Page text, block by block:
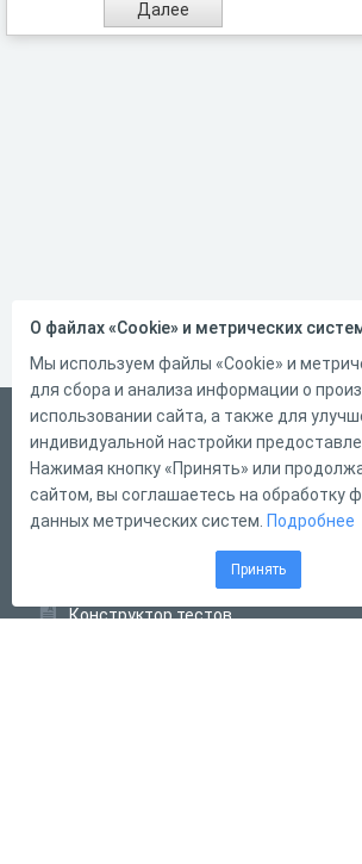
Русский
Справка
Форма обратной связи
Конструктор тестов
О файлах «Cookie» и метрических
Мы используем файлы «Cookie» и
для сбора и анализа информации о
использовании сайта, а также для
индивидуальной настройки
Нажимая кнопку «Принять» или
сайтом, вы соглашаетесь на обработку
данных метрических систем. Подробнее
Принять